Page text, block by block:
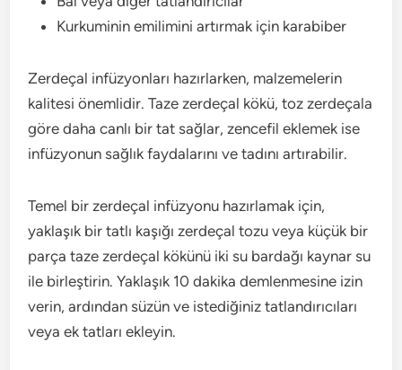
Kurkuminin emilimini artırmak için karabiber
Zerdeçal infüzyonları hazırlarken, malzemelerin
kalitesi önemlidir. Taze zerdeçal kökü, toz zerdeçala
göre daha canlı bir tat sağlar, zencefil eklemek ise
infüzyonun sağlık faydalarını ve tadını artırabilir.
Temel bir zerdeçal infüzyonu hazırlamak için,
yaklaşık bir tatlı kaşığı zerdeçal tozu veya küçük bir
parça taze zerdeçal kökünü iki su bardağı kaynar su
ile birleştirin. Yaklaşık 10 dakika demlenmesine izin
verin, ardından süzün ve istediğiniz tatlandırıcıları
veya ek tatları ekleyin.